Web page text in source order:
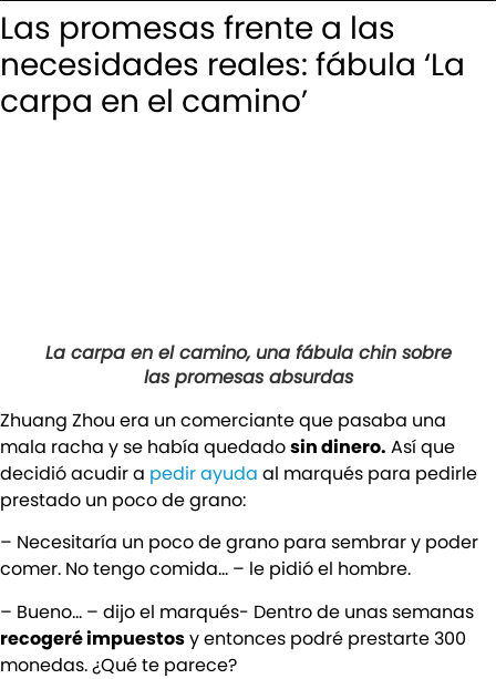
Las promesas frente a las
necesidades reales: fábula ‘La
carpa en el camino’
La carpa en el camino, una fábula chin sobre
las promesas absurdas
Zhuang Zhou era un comerciante que pasaba una
mala racha y se había quedadosin dinero. Así que
decidió acudir a pedir ayuda al marqués para pedirle
prestado un poco de grano:
– Necesitaría un poco de grano para sembrar y poder
comer. No tengo comida… – le pidió el hombre.
– Bueno… – dijo el marqués- Dentro de unas semanas
recogeré impuestosy entonces podré prestarte 300
monedas. ¿Qué te parece?